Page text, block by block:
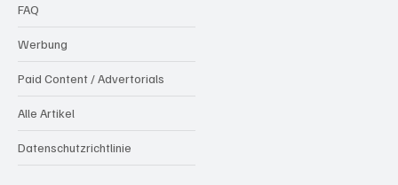
FAQ
Werbung
Paid Content / Advertorials
Alle Artikel
Datenschutzrichtlinie